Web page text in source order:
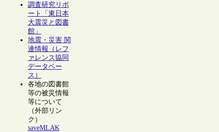
調査研究リポ
ート「東日本
大震災と図書
館」
地震・災害 関
連情報（レフ
ァレンス協同
データベー
ス）
各地の図書館
等の被災情報
等について
（外部リン
ク）
saveMLAK